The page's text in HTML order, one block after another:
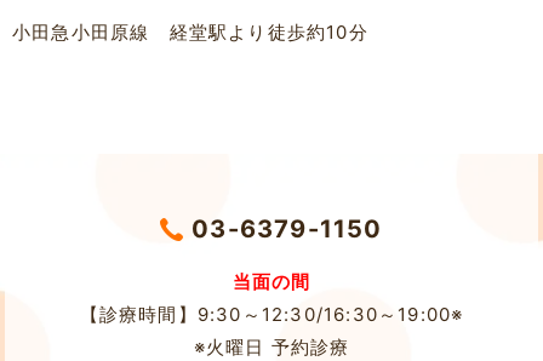
小田急小田原線 経堂駅より徒歩約10分
03-6379-1150
当面の間
【診療時間】9:30～12:30/16:30～19:00※
※火曜日 予約診療